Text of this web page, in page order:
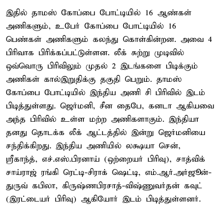
இதில் தாமஸ் கோப்பை போட்டியில் 16 ஆண்கள்
அணிகளும், உபேர் கோப்பை போட்டியில் 16
பெண்கள் அணிகளும் கலந்து கொள்கின்றன. அவை 4
பிரிவாக பிரிக்கப்பட்டுள்ளன. லீக் சுற்று முடிவில்
ஒவ்வொரு பிரிவிலும் முதல் 2 இடங்களை பிடிக்கும்
அணிகள் கால்இறுதிக்கு தகுதி பெறும். தாமஸ்
கோப்பை போட்டியில் இந்திய அணி சி பிரிவில் இடம்
பிடித்துள்ளது. ஜெர்மனி, சீன தைபே, கனடா ஆகியவை
அந்த பிரிவில் உள்ள மற்ற அணிகளாகும். இந்தியா
தனது தொடக்க லீக் ஆட்டத்தில் இன்று ஜெர்மனியை
சந்திக்கிறது. இந்திய அணியில் லக்ஷயா சென்,
ஸ்ரீகாந்த், எச்.எஸ்.பிரனாய் (ஒற்றையர் பிரிவு), சாத்விக்
சாய்ராஜ் ரங்கி ரெட்டி-சிராக் ஷெட்டி, எம்.ஆர்.அர்ஜூன்-
துருவ் கபிலா, கிருஷ்ணபிரசாத்-விஷ்ணுவர்தன் கவுட்
(இரட்டையர் பிரிவு) ஆகியோர் இடம் பிடித்துள்ளனர்.